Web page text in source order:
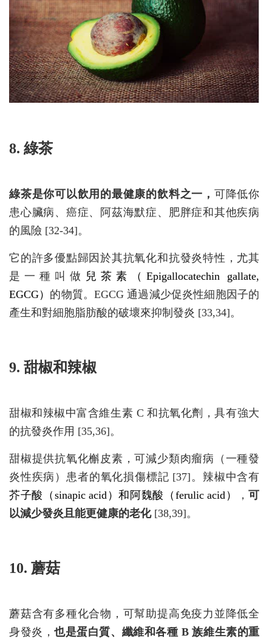
8. 綠茶
綠茶是你可以飲用的最健康的飲料之一， 可降低你
患心臟病、癌症、阿茲海默症、肥胖症和其他疾病
的風險 [32-34]。
它的許多優點歸因於其抗氧化和抗發炎特性，尤其
是一種叫做 兒茶素（Epigallocatechin gallate,
EGCG） 的物質。EGCG 通過減少促炎性細胞因子的
產生和對細胞脂肪酸的破壞來抑制發炎 [33,34]。
9. 甜椒和辣椒
甜椒和辣椒中富含維生素 C 和抗氧化劑，具有強大
的抗發炎作用 [35,36]。
甜椒提供抗氧化槲皮素，可減少類肉瘤病（一種發
炎性疾病）患者的氧化損傷標記 [37]。辣椒中含有
芥子酸（sinapic acid）和阿魏酸（ferulic acid）
，可
以減少發炎且能更健康的老化[38,39]。
10. 蘑菇
蘑菇含有多種化合物，可幫助提高免疫力並降低全
身發炎，也是蛋白質、纖維和各種 B 族維生素的重